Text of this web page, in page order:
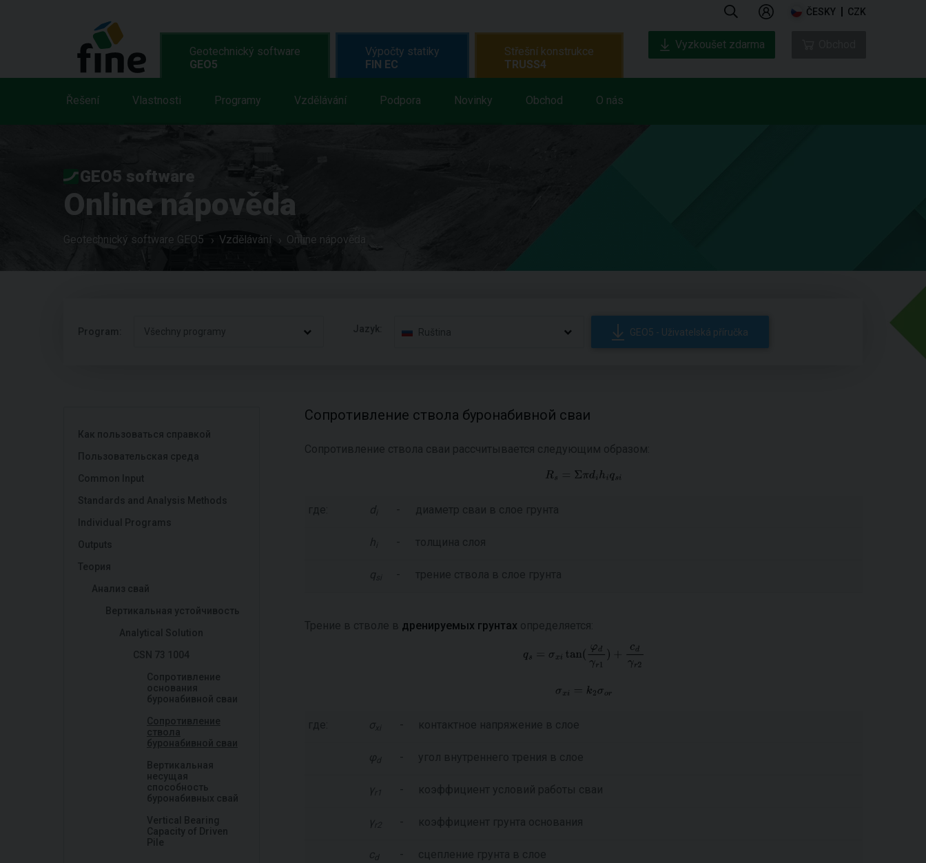
ČESKY CZK
Geotechnický software
GEO5
Řešení Vlastnosti Programy Vzdělávání Podpora Novinky Obchod O nás
Výpočty statiky
FIN EC
Střešní konstrukce
TRUSS4
Vyzkoušet zdarma
GEO5 software
Online nápověda
Geotechnický software GEO5 Vzdělávání Online nápověda
Program: Všechny programy Jazyk: Ruština GEO5 - Uživatelská příručka
Как пользоваться справкой
Пользовательская среда
Common Input
Standards and Analysis Methods
Individual Programs
Outputs
Теория
Анализ свай
Вертикальная устойчивость
Analytical Solution
CSN 73 1004
Сопротивление
основания
буронабивной сваи
Сопротивление
ствола
буронабивной сваи
Вертикальная
несущая
способность
буронабивных свай
Vertical Bearing
Capacity of Driven
Pile
Сопротивление ствола буронабивной сваи
Сопротивление ствола сваи рассчитывается следующим образом:
где: d - диаметр сваи в слое грунта
h - толщина слоя
qsi - трение ствола в слое грунта
Трение в стволе в дренируемых грунтах определяется:
где: σ - контактное напряжение в слое
φ d - угол внутреннего трения в слое
γ r1 - коэффициент условий работы сваи
γ r2 - коэффициент грунта основания
c d - сцепление грунта в слое